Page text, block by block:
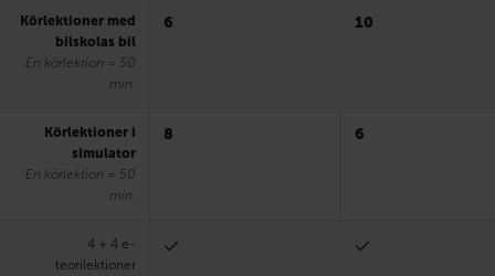
Körlektioner med
bilskolas bil
En körlektion = 50
min.
6 10
Körlektioner i
simulator
En körlektion = 50
min.
8 6
4 + 4 e-
teorilektioner